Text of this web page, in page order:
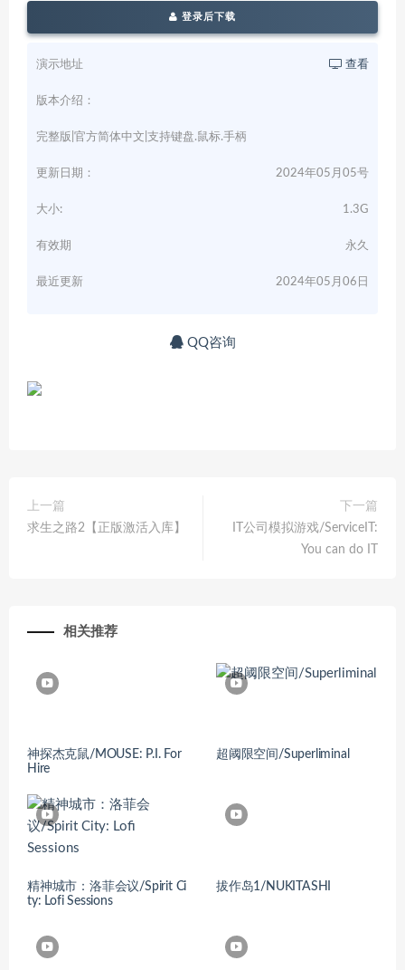
登录后下载
演示地址 查看
版本介绍：
完整版|官方简体中文|支持键盘.鼠标.手柄
更新日期： 2024年05月05号
大小: 1.3G
有效期 永久
最近更新 2024年05月06日
QQ咨询
上一篇
求生之路2【正版激活入库】
下一篇
IT公司模拟游戏/ServiceIT:
You can do IT
相关推荐
神探杰克鼠/MOUSE: P.I. For
Hire
超阈限空间/Superliminal
精神城市：洛菲会议/Spirit Ci
ty: Lofi Sessions
拔作岛1/NUKITASHI